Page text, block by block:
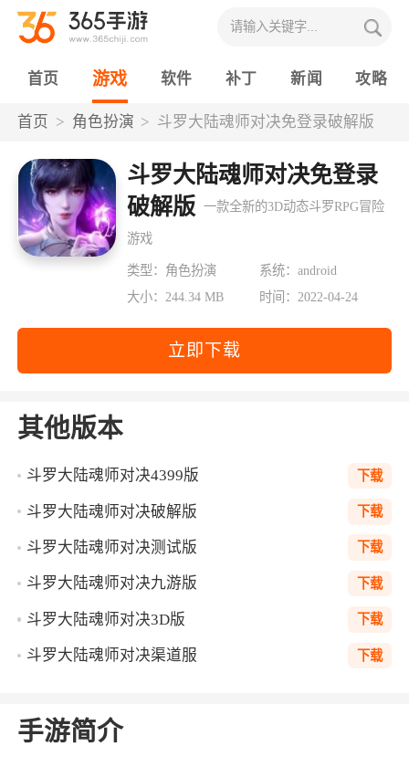
首页 游戏 软件 补丁 新闻 攻略
首页 角色扮演 斗罗大陆魂师对决免登录破解版
斗罗大陆魂师对决免登录
破解版 一款全新的3D动态斗罗RPG冒险
游戏
类型：角色扮演
系统：android
大小：244.34 MB
时间：2022-04-24
立即下载
其他版本
斗罗大陆魂师对决4399版 下载
斗罗大陆魂师对决破解版 下载
斗罗大陆魂师对决测试版 下载
斗罗大陆魂师对决九游版 下载
斗罗大陆魂师对决3D版 下载
斗罗大陆魂师对决渠道服 下载
手游简介